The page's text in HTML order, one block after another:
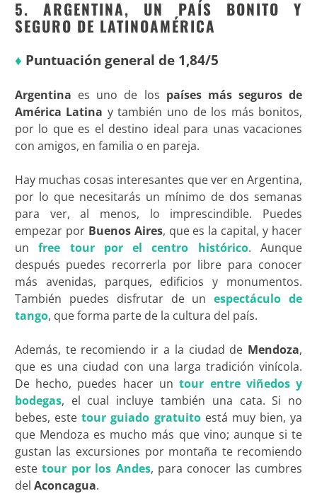
5. ARGENTINA, UN PAÍS BONITO Y
SEGURO DE LATINOAMÉRICA
♦ Puntuación general de 1,84/5
Argentina es uno de los países más seguros de
América Latina y también uno de los más bonitos,
por lo que es el destino ideal para unas vacaciones
con amigos, en familia o en pareja.
Hay muchas cosas interesantes que ver en Argentina,
por lo que necesitarás un mínimo de dos semanas
para ver, al menos, lo imprescindible. Puedes
empezar por Buenos Aires, que es la capital, y hacer
unfree tour por el centro histórico. Aunque
después puedes recorrerla por libre para conocer
más avenidas, parques, edificios y monumentos.
También puedes disfrutar de unespectáculo de
tango, que forma parte de la cultura del país.
Además, te recomiendo ir a la ciudad de Mendoza,
que es una ciudad con una larga tradición vinícola.
De hecho, puedes hacer untour entre viñedos y
bodegas, el cual incluye también una cata. Si no
bebes, estetour guiado gratuitoestá muy bien, ya
que Mendoza es mucho más que vino; aunque si te
gustan las excursiones por montaña te recomiendo
estetour por los Andes, para conocer las cumbres
del Aconcagua.